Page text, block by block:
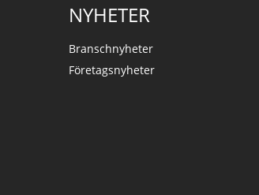
NYHETER
Branschnyheter
Företagsnyheter